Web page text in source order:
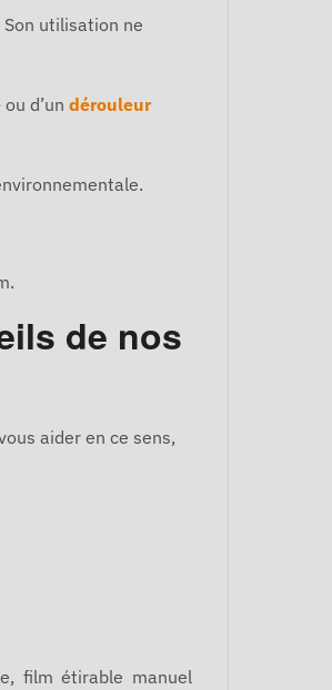
utilisation ne
ou d’un dérouleur
de nos
aider en ce sens,
film étirable manuel